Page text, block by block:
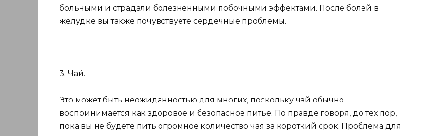
больными и страдали болезненными побочными эффектами. После болей в
желудке вы также почувствуете сердечные проблемы.
3. Чай.
Это может быть неожиданностью для многих, поскольку чай обычно
воспринимается как здоровое и безопасное питье. По правде говоря, до тех пор,
пока вы не будете пить огромное количество чая за короткий срок. Проблема для